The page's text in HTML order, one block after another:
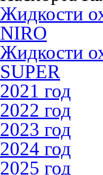
Жидкости
NIRO
Жидкости
SUPER
2021 год
2022 год
2023 год
2024 год
2025 год